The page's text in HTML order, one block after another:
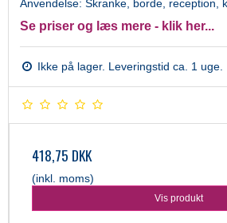
Anvendelse: Skranke, borde, reception,
Se priser og læs mere - klik her...
Ikke på lager. Leveringstid ca. 1 uge.
418,75 DKK
(inkl. moms)
Vis produkt